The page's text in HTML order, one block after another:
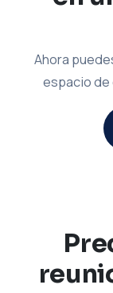
Ahora
espacio de